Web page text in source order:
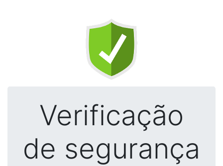
Verificação
de segurança